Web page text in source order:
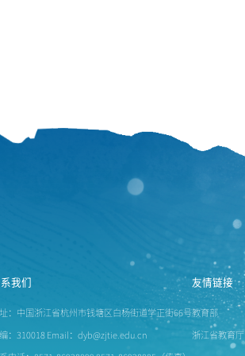
我们
：中国浙江省杭州市钱塘区白杨街道学正街66号
：310018 Email：dyb@zjtie.edu.cn
友情链接
教育部
浙江省教育厅